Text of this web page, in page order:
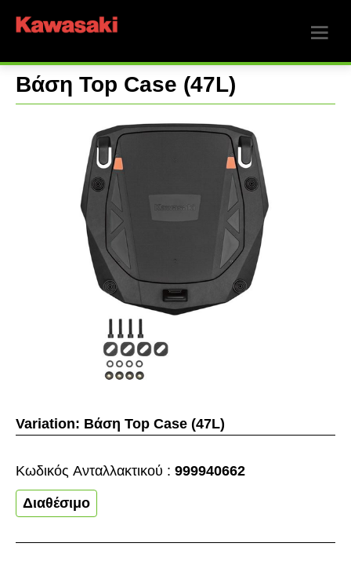
Βάση Top Case (47L)
Variation: Βάση Top Case (47L)
Κωδικός Aνταλλακτικού : 999940662
Διαθέσιμο